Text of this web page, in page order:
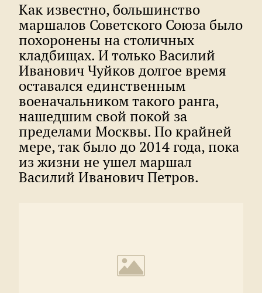
Как известно, большинство
маршалов Советского Союза было
похоронены на столичных
кладбищах. И только Василий
Иванович Чуйков долгое время
оставался единственным
военачальником такого ранга,
нашедшим свой покой за
пределами Москвы. По крайней
мере, так было до 2014 года, пока
из жизни не ушел маршал
Василий Иванович Петров.